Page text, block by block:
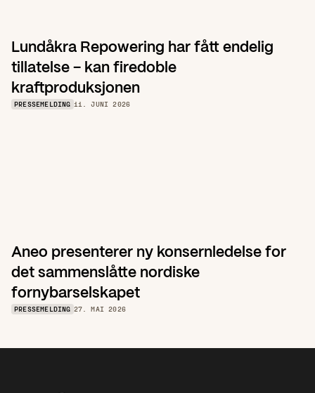
Lundåkra Repowering har fått endelig
tillatelse – kan firedoble
kraftproduksjonen
PRESSEMELDING 11. JUNI 2026
Aneo presenterer ny konsernledelse for
det sammenslåtte nordiske
fornybarselskapet
PRESSEMELDING 27. MAI 2026